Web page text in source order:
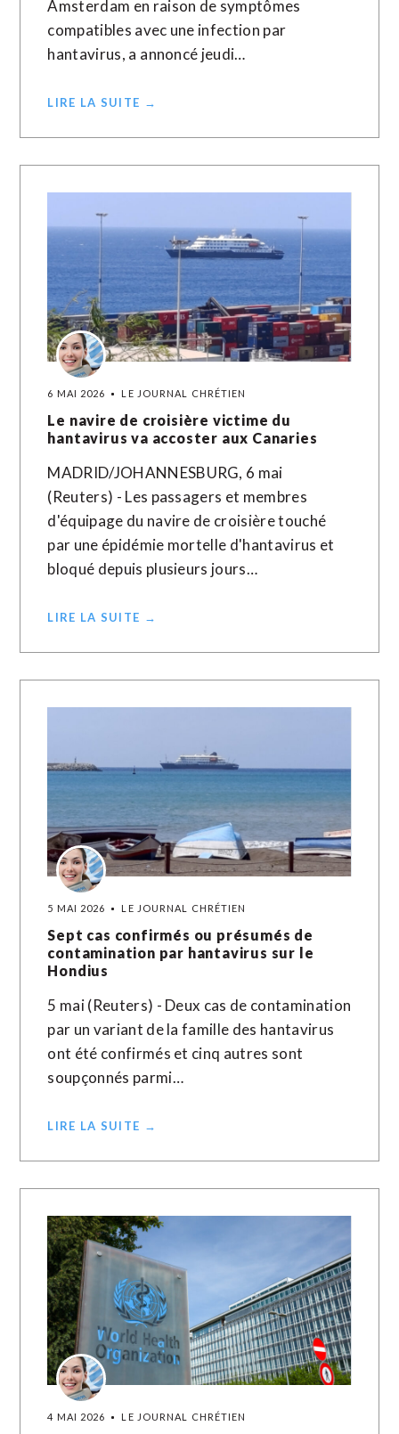
Amsterdam en raison de symptômes
compatibles avec ​une ‌infection par
hantavirus, ​a ⁠annoncé jeudi…
LIRE LA SUITE →
6 MAI 2026 LE JOURNAL CHRÉTIEN
Le navire de croisière victime du
hantavirus va accoster aux Canaries
MADRID/JOHANNESBURG, 6 mai
(Reuters) - Les passagers et membres
d'équipage du navire de croisière touché
par une épidémie mortelle d'hantavirus et
bloqué depuis plusieurs jours…
LIRE LA SUITE →
5 MAI 2026 LE JOURNAL CHRÉTIEN
Sept cas confirmés ou présumés de
contamination par hantavirus sur le
Hondius
5 mai (Reuters) - Deux cas de contamination
par un variant de la famille des hantavirus
ont été confirmés et cinq autres sont
soupçonnés parmi…
LIRE LA SUITE →
4 MAI 2026 LE JOURNAL CHRÉTIEN